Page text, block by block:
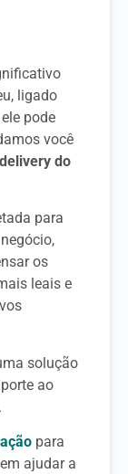
ligado
pode
você
do
para
os
leais e
solução
ao
para
ajudar a